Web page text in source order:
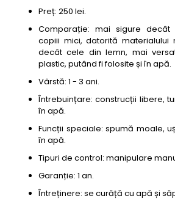
Preț: 250 lei.
Comparație: mai sigure decât
copiii mici, datorită materialului
decât cele din lemn, mai
plastic, putând fi folosite și în apă.
Vârstă: 1 - 3 ani.
Întrebuințare: construcții libere,
în apă.
Funcții speciale: spumă moale,
în apă.
Tipuri de control: manipulare
Garanție: 1 an.
Întreținere: se curăță cu apă și